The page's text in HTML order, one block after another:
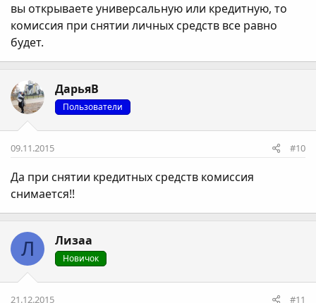
вы открываете универсальную или кредитную, то
комиссия при снятии личных средств все равно
будет.
ДарьяВ
Пользователи
09.11.2015 #10
Да при снятии кредитных средств комиссия
снимается!!
Л Лизаа
Новичок
21.12.2015 #11